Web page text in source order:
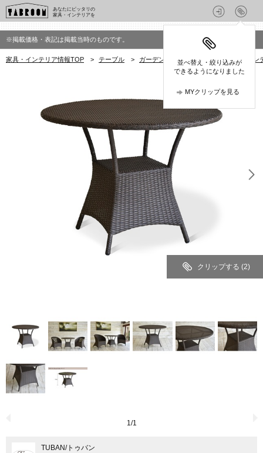
あなたにピッタリの
家具・インテリアを
並べ替え・絞り込みが
できるようになりました
MYクリップを見る
※掲載価格・表記は掲載当時のものです。
家具・インテリア情報TOP > テーブル > ガーデンテーブル > TUBANのガーデン
クリップする (2)
1/1
TUBAN/トゥバン